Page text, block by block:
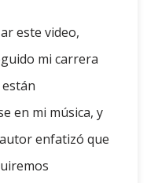
este video,
mi carrera
en mi música, y
enfatizó que